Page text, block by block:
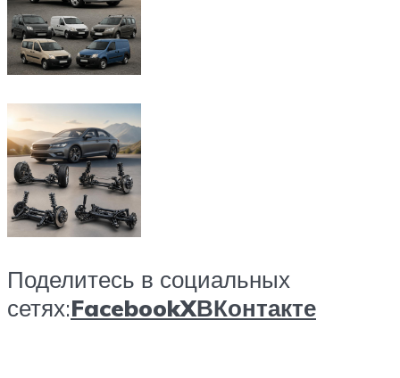
Поделитесь в социальных
сетях:FacebookXВКонтакте